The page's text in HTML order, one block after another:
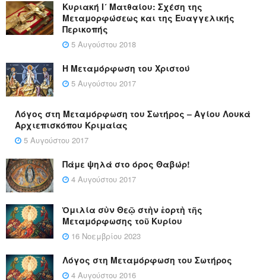
Κυριακή Ι´ Ματθαίου: Σχέση της
Μεταμορφώσεως και της Ευαγγελικής
Περικοπής
5 Αυγούστου 2018
Η Μεταμόρφωση του Χριστού
5 Αυγούστου 2017
Λόγος στη Μεταμόρφωση του Σωτήρος – Αγίου Λουκά
Αρχιεπισκόπου Κριμαίας
5 Αυγούστου 2017
Πάμε ψηλά στο όρος Θαβώρ!
4 Αυγούστου 2017
Ὁμιλία σὺν Θεῷ στὴν ἑορτὴ τῆς
Μεταμόρφωσης τοῦ Κυρίου
16 Νοεμβρίου 2023
Λόγος στη Μεταμόρφωση του Σωτήρος
4 Αυγούστου 2016